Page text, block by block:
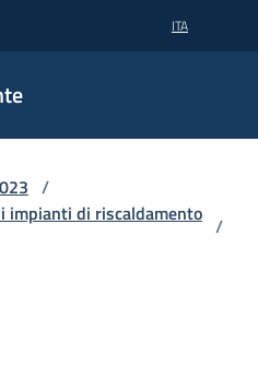
ITA
/
impianti di riscaldamento /